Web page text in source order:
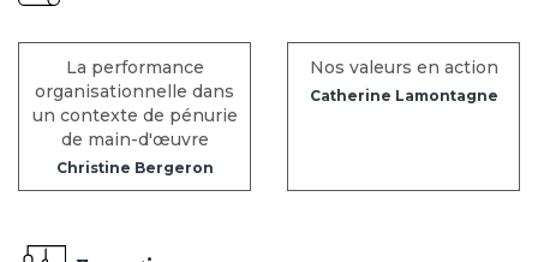
La performance
organisationnelle dans
un contexte de pénurie
de main-d'œuvre
Christine Bergeron
Nos valeurs en action
Catherine Lamontagne